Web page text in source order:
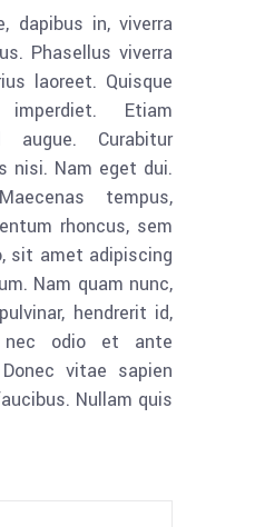
dapibus in, viverra
Phasellus viverra
laoreet. Quisque
Etiam
Curabitur
nisi. Nam eget dui.
tempus,
rhoncus, sem
sit amet adipiscing
Nam quam nunc,
hendrerit id,
nec odio et ante
vitae sapien
Nullam quis